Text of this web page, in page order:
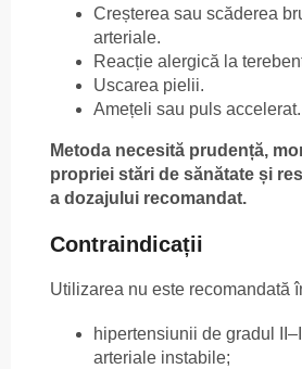
Creșterea sau scăderea
arteriale.
Reacție alergică la
Uscarea pielii.
Amețeli sau puls accelerat.
Metoda necesită prudență,
propriei stări de sănătate și
a dozajului recomandat.
Contraindicații
Utilizarea nu este recomandată
hipertensiunii de gradul
arteriale instabile;